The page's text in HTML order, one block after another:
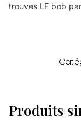
trouves LE bob
Produits